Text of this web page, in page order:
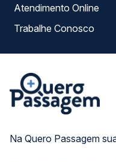
Na Quero Passagem
Atendimento Online
Trabalhe Conosco